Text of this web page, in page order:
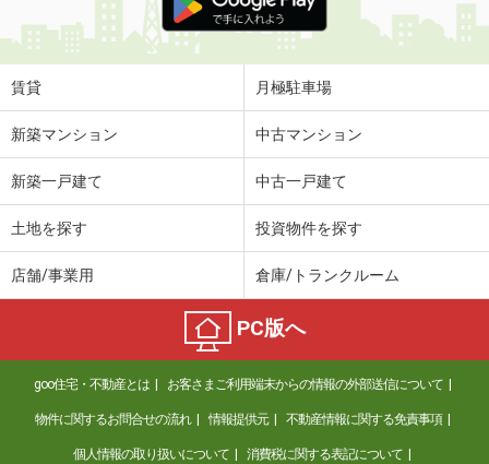
価 格
6.70万円
住 所
福島県福島市宮代字屋敷畑
専有面積
福島県二本松市根崎２丁目
3.50万円
福島県郡山市富久山町久保田字古町
5.20万円
住 所
福島県郡山市富久山町久保田字古町
専有面積 34.49m²
間取り
ワンルーム
福島県福島市南矢野目字谷地
賃貸 月極駐車場
新築マンション 中古マンション
新築一戸建て 中古一戸建て
土地を探す 投資物件を探す
店舗/事業用 倉庫/トランクルーム
PC版へ
goo住宅・不動産とは お客さまご利用端末からの情報の外部送信について
物件に関するお問合せの流れ 情報提供元 不動産情報に関する免責事項
個人情報の取り扱いについて 消費税に関する表記について